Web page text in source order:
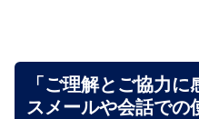
「ご理解とご協力
スメールや会話での